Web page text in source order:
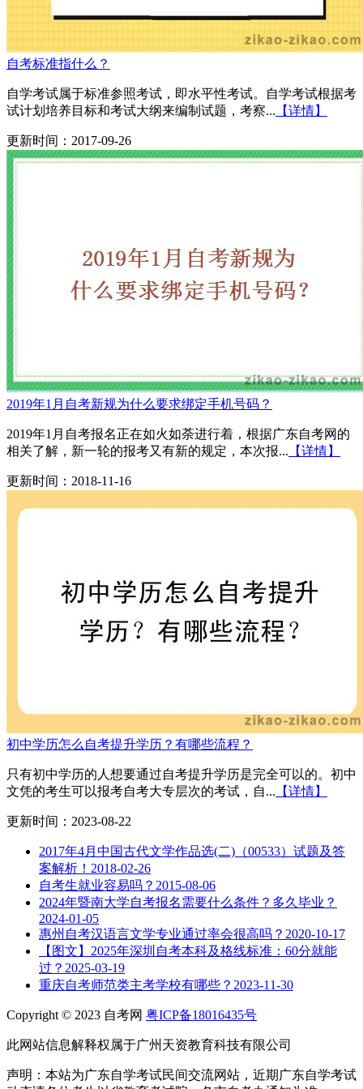
自考标准指什么？
自学考试属于标准参照考试，即水平性考试。自学考试根据考
试计划培养目标和考试大纲来编制试题，考察... 【详情】
更新时间：2017-09-26
2019年1月自考新规为什么要求绑定手机号码？
2019年1月自考报名正在如火如荼进行着，根据广东自考网的
相关了解，新一轮的报考又有新的规定，本次报... 【详情】
更新时间：2018-11-16
初中学历怎么自考提升学历？有哪些流程？
只有初中学历的人想要通过自考提升学历是完全可以的。初中
文凭的考生可以报考自考大专层次的考试，自... 【详情】
更新时间：2023-08-22
2017年4月中国古代文学作品选(二)（00533）试题及答
案解析！ 2018-02-26
自考生就业容易吗？ 2015-08-06
2024年暨南大学自考报名需要什么条件？多久毕业？
2024-01-05
惠州自考汉语言文学专业通过率会很高吗？ 2020-10-17
【图文】2025年深圳自考本科及格线标准：60分就能
过？ 2025-03-19
重庆自考师范类主考学校有哪些？ 2023-11-30
Copyright © 2023 自考网 粤ICP备18016435号
此网站信息解释权属于广州天资教育科技有限公司
声明：本站为广东自学考试民间交流网站，近期广东自学考试